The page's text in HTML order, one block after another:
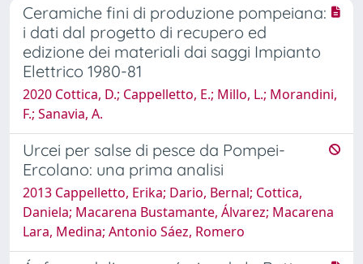
Ceramiche fini di produzione pompeiana:
i dati dal progetto di recupero ed
edizione dei materiali dai saggi Impianto
Elettrico 1980-81
2020 Cottica, D.; Cappelletto, E.; Millo, L.; Morandini,
F.; Sanavia, A.
Urcei per salse di pesce da Pompei-
Ercolano: una prima analisi
2013 Cappelletto, Erika; Dario, Bernal; Cottica,
Daniela; Macarena Bustamante, Álvarez; Macarena
Lara, Medina; Antonio Sáez, Romero